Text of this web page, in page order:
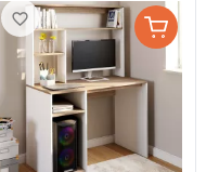
favorite_border